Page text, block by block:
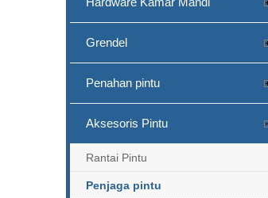
Grendel
Penahan pintu
Aksesoris Pintu
Rantai Pintu
Penjaga pintu